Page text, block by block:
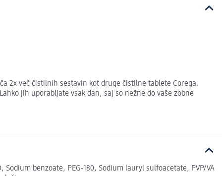
2x več čistilnih sestavin kot druge čistilne tablete Corega.
jih uporabljate vsak dan, saj so nežne do vaše zobne
benzoate, PEG-180, Sodium lauryl sulfoacetate, PVP/VA